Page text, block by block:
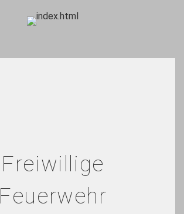
Freiwillige
Feuerwehr